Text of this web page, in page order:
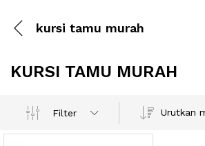
kursi tamu murah
KURSI TAMU MURAH
Filter